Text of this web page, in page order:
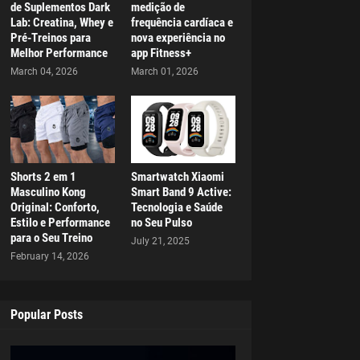
de Suplementos Dark
Lab: Creatina, Whey e
Pré-Treinos para
Melhor Performance
March 04, 2026
medição de
frequência cardíaca e
nova experiência no
app Fitness+
March 01, 2026
Shorts 2 em 1
Masculino Kong
Original: Conforto,
Estilo e Performance
para o Seu Treino
February 14, 2026
Smartwatch Xiaomi
Smart Band 9 Active:
Tecnologia e Saúde
no Seu Pulso
July 21, 2025
Popular Posts